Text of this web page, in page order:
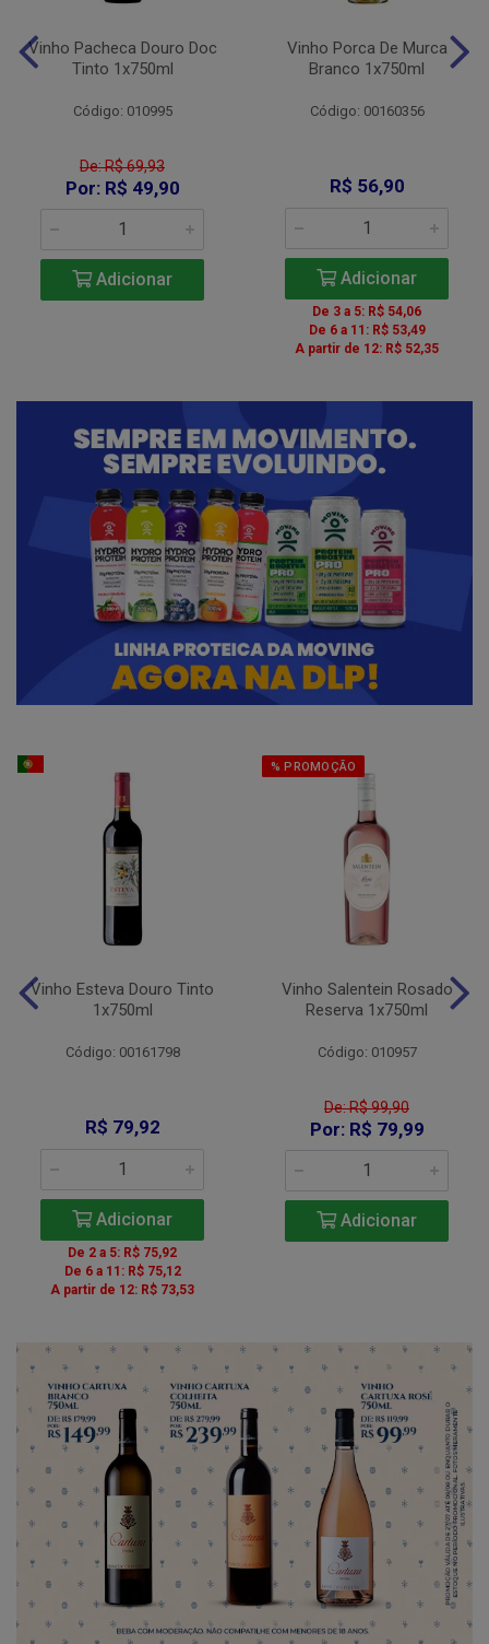
Vinho Pacheca Douro Doc
Tinto 1x750ml
Código: 010995
De: R$ 69,93
Por: R$ 49,90
Adicionar
Vinho Porca De Murca
Branco 1x750ml
Código: 00160356
R$ 56,90
Adicionar
De 3 a 5: R$ 54,06
De 6 a 11: R$ 53,49
A partir de 12: R$ 52,35
Vinho Esteva Douro Tinto
1x750ml
Código: 00161798
R$ 79,92
Adicionar
De 2 a 5: R$ 75,92
De 6 a 11: R$ 75,12
A partir de 12: R$ 73,53
% PROMOÇÃO
Vinho Salentein Rosado
Reserva 1x750ml
Código: 010957
De: R$ 99,90
Por: R$ 79,99
Adicionar